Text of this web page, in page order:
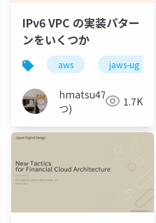
IPv6 VPC の実装パター
ンをいくつか
aws jaws-ug
hmatsu47(ま
つ)
1.7K